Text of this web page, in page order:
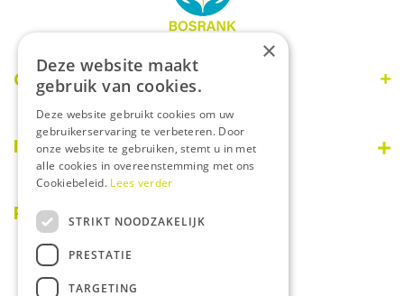
Openingstijden
Maandag
Dinsdag
09:00 - 18:00
Woensdag
09:00 - 18:00
Donderdag
Vrijdag
Zaterdag
Zondag
Informatie
Disclaimer
Over ons
Privacy statement
Betaalinformatie
Algemene voorwaarden
PostNL afhaalpunt
×
Deze website maakt
gebruik van cookies.
Deze website gebruikt cookies om uw
gebruikerservaring te verbeteren. Door
onze website te gebruiken, stemt u in met
alle cookies in overeenstemming met ons
Cookiebeleid. Lees verder
STRIKT NOODZAKELIJK
PRESTATIE
TARGETING